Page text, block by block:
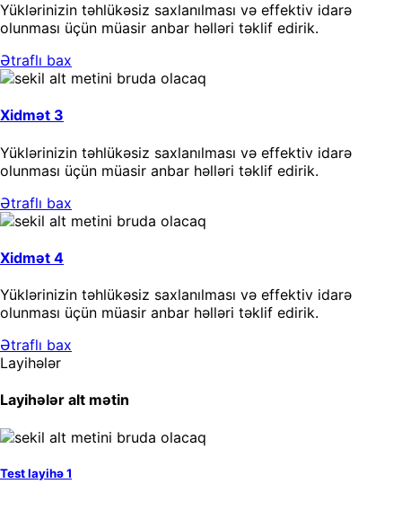
Yüklərinizin təhlükəsiz saxlanılması və effektiv idarə
olunması üçün müasir anbar həlləri təklif edirik.
Ətraflı bax
Xidmət 3
Yüklərinizin təhlükəsiz saxlanılması və effektiv idarə
olunması üçün müasir anbar həlləri təklif edirik.
Ətraflı bax
Xidmət 4
Yüklərinizin təhlükəsiz saxlanılması və effektiv idarə
olunması üçün müasir anbar həlləri təklif edirik.
Ətraflı bax
Layihələr
Layihələr alt mətin
Test layihə 1